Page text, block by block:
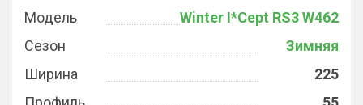
Модель
Winter I*Cept RS3 W462
Сезон
Зимняя
Ширина
225